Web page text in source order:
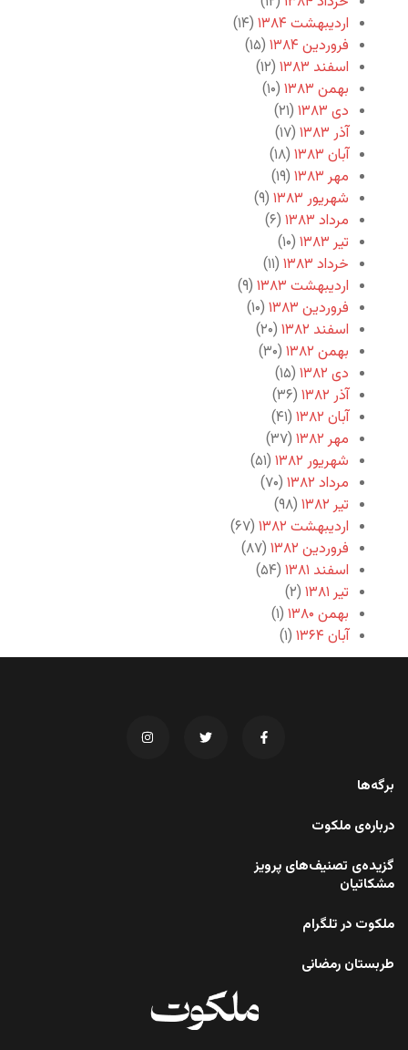
اردیبهشت ۱۳۸۴
(۱۴)
فروردین ۱۳۸۴
(۱۵)
اسفند ۱۳۸۳
(۱۲)
بهمن ۱۳۸۳
(۱۰)
دی ۱۳۸۳
(۲۱)
آذر ۱۳۸۳
(۱۷)
آبان ۱۳۸۳
(۱۸)
مهر ۱۳۸۳
(۱۹)
شهریور ۱۳۸۳
(۹)
مرداد ۱۳۸۳
(۶)
تیر ۱۳۸۳
(۱۰)
خرداد ۱۳۸۳
(۱۱)
اردیبهشت ۱۳۸۳
(۹)
فروردین ۱۳۸۳
(۱۰)
اسفند ۱۳۸۲
(۲۰)
بهمن ۱۳۸۲
(۳۰)
دی ۱۳۸۲
(۱۵)
آذر ۱۳۸۲
(۳۶)
آبان ۱۳۸۲
(۴۱)
مهر ۱۳۸۲
(۳۷)
شهریور ۱۳۸۲
(۵۱)
مرداد ۱۳۸۲
(۷۰)
تیر ۱۳۸۲
(۹۸)
اردیبهشت ۱۳۸۲
(۶۷)
فروردین ۱۳۸۲
(۸۷)
اسفند ۱۳۸۱
(۵۴)
تیر ۱۳۸۱
(۲)
بهمن ۱۳۸۰
(۱)
آبان ۱۳۶۴
(۱)
برگه‌ها
درباره‌ی ملکوت
گزیده‌ی تصنیف‌های پرویز
مشکاتیان
ملکوت در تلگرام
طربستان رمضانی